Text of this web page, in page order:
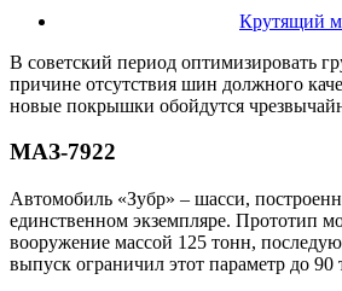
Крутящий
В советский период оптимизировать
причине отсутствия шин должного
новые покрышки обойдутся
МАЗ-7922
Автомобиль «Зубр» – шасси,
единственном экземпляре. Прототип
вооружение массой 125 тонн,
выпуск ограничил этот параметр до 90